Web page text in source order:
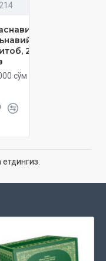
2-
сўм
етдингиз.